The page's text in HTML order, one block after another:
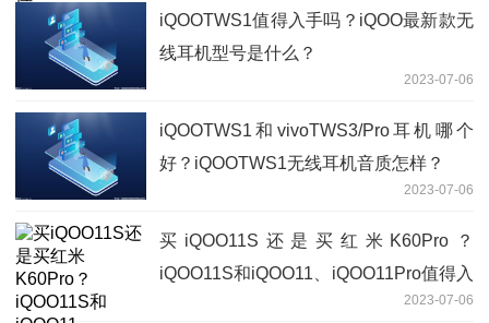
iQOOTWS1值得入手吗？iQOO最新款无
线耳机型号是什么？
2023-07-06
iQOOTWS1和vivoTWS3/Pro耳机哪个
好？iQOOTWS1无线耳机音质怎样？
2023-07-06
买iQOO11S还是买红米K60Pro？
iQOO11S和iQOO11、iQOO11Pro值得入
2023-07-06